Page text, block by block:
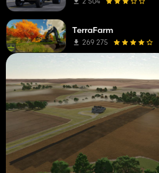
TerraFarm
269 275